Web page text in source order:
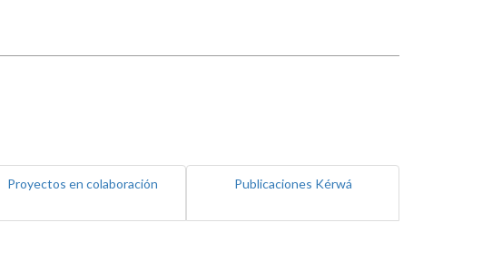
Proyectos en colaboración Publicaciones Kérwá